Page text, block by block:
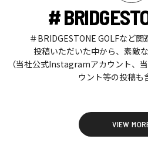
#
＃BRIDGESTONE GOLFなど
投稿いただいた中から、素敵
（当社公式Instagramアカウント、
ウント等の投稿も
VIEW